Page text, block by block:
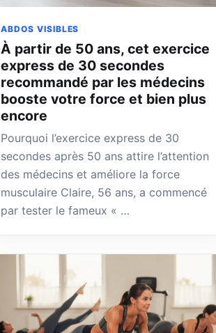
ABDOS VISIBLES
À partir de 50 ans, cet exercice
express de 30 secondes
recommandé par les médecins
booste votre force et bien plus
encore
Pourquoi l’exercice express de 30
secondes après 50 ans attire l’attention
des médecins et améliore la force
musculaire Claire, 56 ans, a commencé
par tester le fameux « …